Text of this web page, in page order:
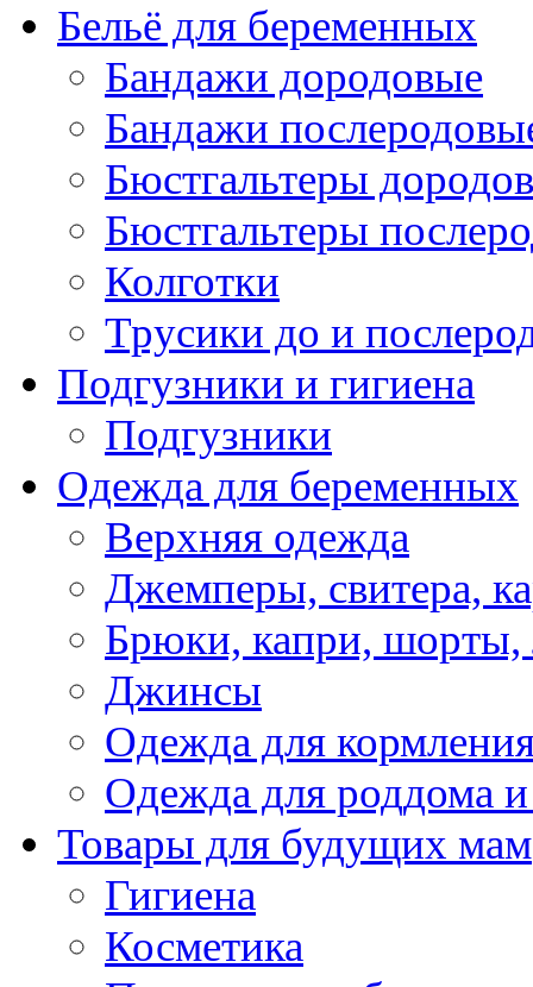
Бельё для беременных
Бандажи дородовые
Бандажи
Бюстгальтеры
Бюстгальтеры
Колготки
Трусики до и
Подгузники и гигиена
Подгузники
Одежда для беременных
Верхняя одежда
Джемперы, свитера,
Брюки, капри, шорты,
Джинсы
Одежда для
Одежда для роддома
Товары для будущих мам
Гигиена
Косметика